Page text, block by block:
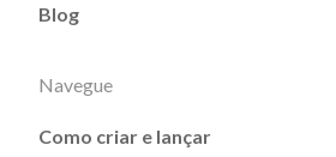
Blog
Navegue
Como criar e lançar